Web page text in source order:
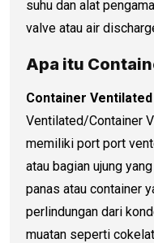
suhu dan alat
valve atau air
Apa itu
Container Ventilated
Ventilated/Container
memiliki port port
atau bagian ujung
panas atau container
perlindungan dari
muatan seperti